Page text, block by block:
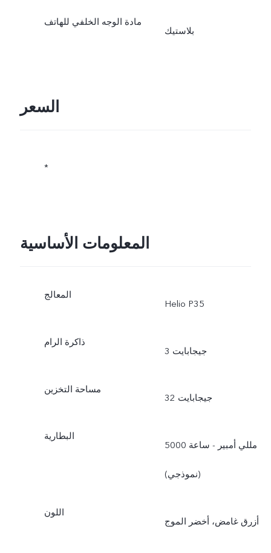
مادة الوجه الخلفي للهاتف
بلاستيك
السعر
*
المعلومات الأساسية
المعالج
Helio P35
ذاكرة الرام
3 جيجابايت
مساحة التخزين
32 جيجابايت
البطارية
5000 مللي أمبير - ساعة
(نموذجي)
اللون
أزرق غامض، أخضر الموج